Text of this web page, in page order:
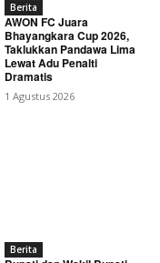
Berita
AWON FC Juara
Bhayangkara Cup 2026,
Taklukkan Pandawa Lima
Lewat Adu Penalti
Dramatis
1 Agustus 2026
Berita